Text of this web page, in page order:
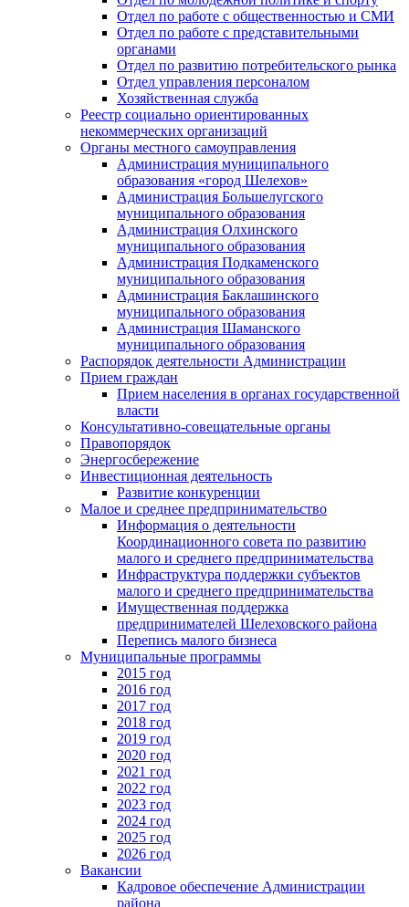
Отдел по работе с общественностью и СМИ
Отдел по работе с представительными
органами
Отдел по развитию потребительского рынка
Отдел управления персоналом
Хозяйственная служба
Реестр социально ориентированных
некоммерческих организаций
Органы местного самоуправления
Администрация муниципального
образования «город Шелехов»
Администрация Большелугского
муниципального образования
Администрация Олхинского
муниципального образования
Администрация Подкаменского
муниципального образования
Администрация Баклашинского
муниципального образования
Администрация Шаманского
муниципального образования
Распорядок деятельности Администрации
Прием граждан
Прием населения в органах государственной
власти
Консультативно-совещательные органы
Правопорядок
Энергосбережение
Инвестиционная деятельность
Развитие конкуренции
Малое и среднее предпринимательство
Информация о деятельности
Координационного совета по развитию
малого и среднего предпринимательства
Инфраструктура поддержки субъектов
малого и среднего предпринимательства
Имущественная поддержка
предпринимателей Шелеховского района
Перепись малого бизнеса
Муниципальные программы
2015 год
2016 год
2017 год
2018 год
2019 год
2020 год
2021 год
2022 год
2023 год
2024 год
2025 год
2026 год
Вакансии
Кадровое обеспечение Администрации
района